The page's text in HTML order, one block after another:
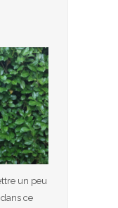
un peu
ce